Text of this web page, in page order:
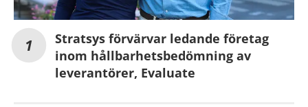
Stratsys förvärvar ledande företag
inom hållbarhetsbedömning av
leverantörer, Evaluate